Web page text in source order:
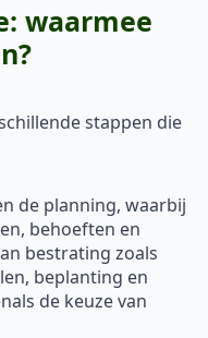
waarmee
stappen die
de planning, waarbij
behoeften en
bestrating zoals
beplanting en
de keuze van